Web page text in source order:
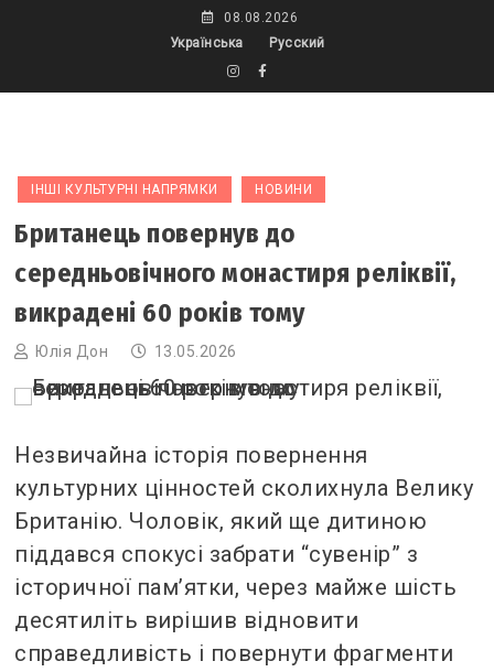
08.08.2026
Українська
Русский
ІНШІ КУЛЬТУРНІ НАПРЯМКИ НОВИНИ
Британець повернув до
середньовічного монастиря реліквії,
викрадені 60 років тому
Юлія Дон 13.05.2026
Незвичайна історія повернення
культурних цінностей сколихнула Велику
Британію. Чоловік, який ще дитиною
піддався спокусі забрати “сувенір” з
історичної пам’ятки, через майже шість
десятиліть вирішив відновити
справедливість і повернути фрагменти